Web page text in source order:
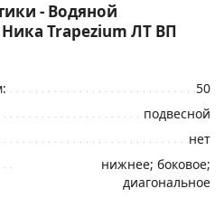
- Водяной
Trapezium ЛТ ВП
50
подвесной
нет
нижнее; боковое;
диагональное